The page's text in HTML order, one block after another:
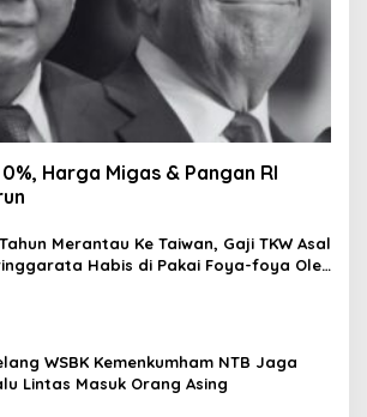
Harga Migas & Pangan RI
Merantau Ke Taiwan, Gaji TKW Asal
Habis di Pakai Foya-foya Oleh
WSBK Kemenkumham NTB Jaga
Lintas Masuk Orang Asing